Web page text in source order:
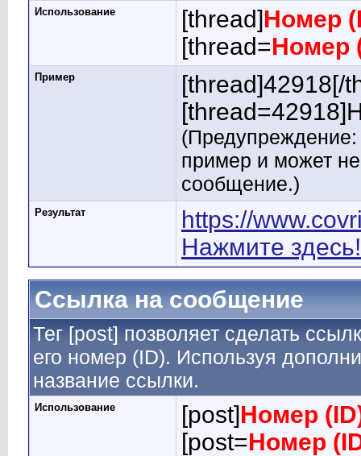
Использование [thread]Номер
[thread=Номер
Пример
[thread]42918[/
пример и может
сообщение.)
Результат
https://
Нажмите здесь!
Ссылка на сообщение
Тег [post] позволяет сделать
его номер (ID). Используя
название ссылки.
Использование [post]Номер
[post=Номер